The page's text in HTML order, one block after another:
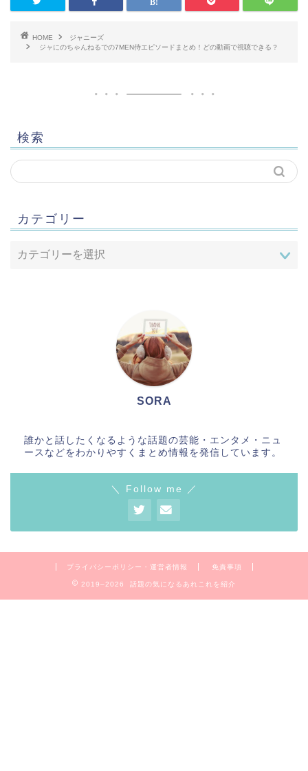
HOME
ジャニーズ
ジャにのちゃんねるでの7MEN侍エピソードまとめ！どの動画で視聴できる？
検索
カテゴリー
SORA
誰かと話したくなるような話題の芸能・エンタメ・ニュ
ースなどをわかりやすくまとめ情報を発信しています。
＼ Follow me ／
プライバシーポリシー・運営者情報 免責事項
2019–2026 話題の気になるあれこれを紹介